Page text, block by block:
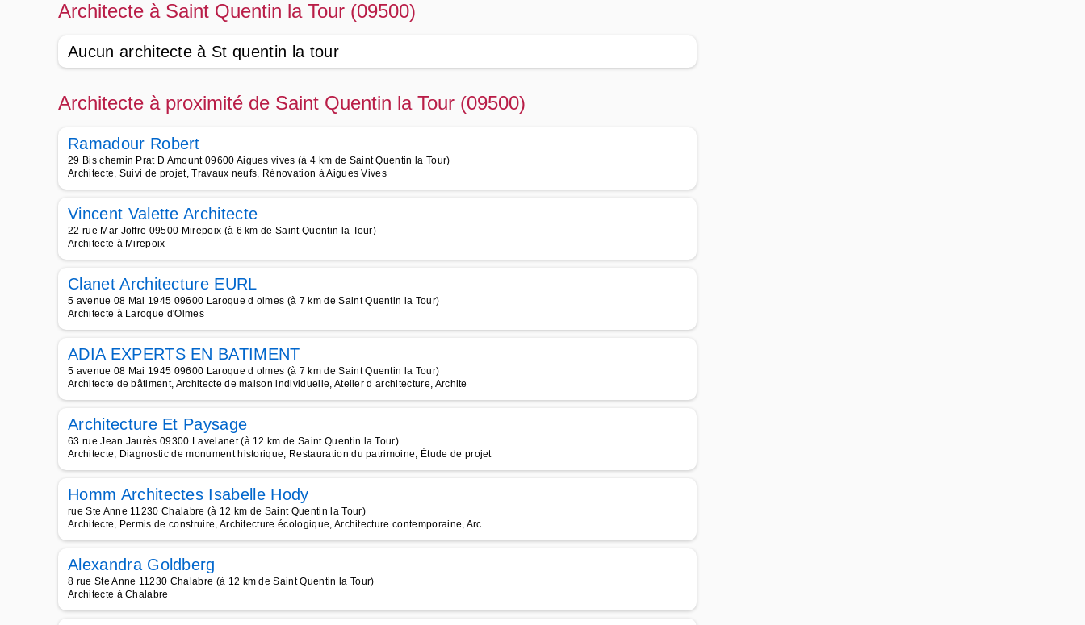
Architecte à Saint Quentin la Tour (09500)
Aucun architecte à St quentin la tour
Architecte à proximité de Saint Quentin la Tour (09500)
Ramadour Robert
29 Bis chemin Prat D Amount 09600 Aigues vives (à 4 km de Saint Quentin la Tour)
Architecte, Suivi de projet, Travaux neufs, Rénovation à Aigues Vives
Vincent Valette Architecte
22 rue Mar Joffre 09500 Mirepoix (à 6 km de Saint Quentin la Tour)
Architecte à Mirepoix
Clanet Architecture EURL
5 avenue 08 Mai 1945 09600 Laroque d olmes (à 7 km de Saint Quentin la Tour)
Architecte à Laroque d'Olmes
ADIA EXPERTS EN BATIMENT
5 avenue 08 Mai 1945 09600 Laroque d olmes (à 7 km de Saint Quentin la Tour)
Architecte de bâtiment, Architecte de maison individuelle, Atelier d architecture, Archite
Architecture Et Paysage
63 rue Jean Jaurès 09300 Lavelanet (à 12 km de Saint Quentin la Tour)
Architecte, Diagnostic de monument historique, Restauration du patrimoine, Étude de projet
Homm Architectes Isabelle Hody
rue Ste Anne 11230 Chalabre (à 12 km de Saint Quentin la Tour)
Architecte, Permis de construire, Architecture écologique, Architecture contemporaine, Arc
Alexandra Goldberg
8 rue Ste Anne 11230 Chalabre (à 12 km de Saint Quentin la Tour)
Architecte à Chalabre